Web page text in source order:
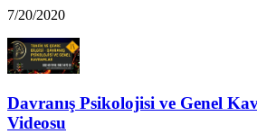
7/20/2020
Davranış Psikolojisi ve Genel
Videosu